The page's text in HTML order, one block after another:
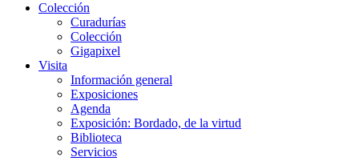
Colección
Curadurías
Colección
Gigapixel
Visita
Información general
Exposiciones
Agenda
Exposición: Bordado, de la virtud
Biblioteca
Servicios